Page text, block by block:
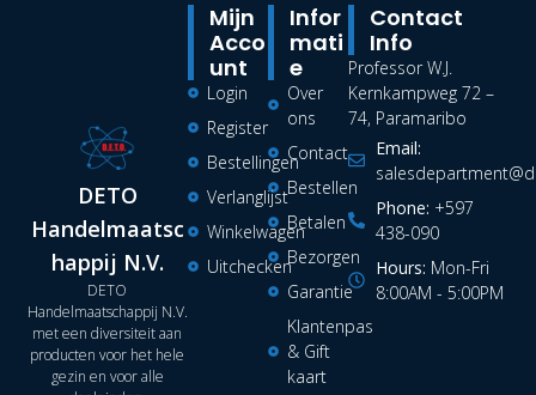
DETO
Handelmaatsc
happij N.V.
DETO
Handelmaatschappij N.V.
met een diversiteit aan
producten voor het hele
gezin en voor alle
Infor
Mati
E
Over
ons
Contact
Bestellen
Betalen
Bezorgen
Garantie
Klantenpas
& Gift
kaart
Mijn
Acco
Unt
Login
Register
Bestellingen
Verlanglijst
Winkelwagen
Uitchecken
Contact
Info
Professor W.J.
Kernkampweg 72 –
74, Paramaribo
Email:
Phone: +597
438-090
Hours: Mon-Fri
8:00AM - 5:00PM